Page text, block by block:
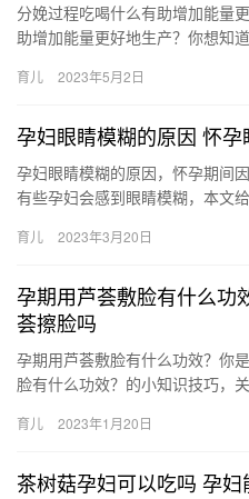
分娩过程吃喝什么有助增加能量
助增加能量更好地生产？你想知
程…
育儿 2023年5月2日
孕妇眼睛模糊的原因 怀
孕妇眼睛模糊的原因，怀孕期间
有些孕妇会感到眼睛模糊，本文
有…
育儿 2023年3月20日
孕期用芦荟敷脸有什么功
荟擦脸吗
孕期用芦荟敷脸有什么功效？你
脸有什么功效？的小知识技巧，
用…
育儿 2023年1月20日
茶树菇孕妇可以吃吗 孕